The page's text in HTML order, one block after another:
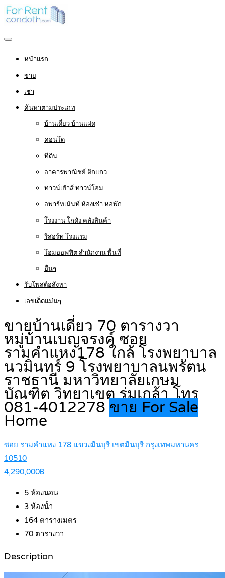
หน้าแรก
ขาย
เช่า
ค้นหาตามประเภท
บ้านเดี่ยว บ้านแฝด
คอนโด
ที่ดิน
อาคารพาณิชย์ ตึกแถว
ทาวน์เฮ้าส์ ทาวน์โฮม
อพาร์ทเม้นท์ ห้องเช่า หอพัก
โรงงาน โกดัง คลังสินค้า
รีสอร์ท โรงแรม
โฮมออฟฟิต สำนักงาน พื้นที่
อื่นๆ
รับโพสต์อสังหา
เลขเด็ดแม่นๆ
ขายบ้านเดี่ยว 70 ตารางวา
หมู่บ้านเบญจรงค์ ซอย
รามคำแหง178 ใกล้ โรงพยาบาล
นวมินทร์ 9 โรงพยาบาลนพรัตน
ราชธานี มหาวิทยาลัยเกษม
บัณฑิต วิทยาเขต ร่มเกล้า โทร
081-4012278 ขาย For Sale
Home
ซอย รามคำแหง 178 แขวงมีนบุรี เขตมีนบุรี กรุงเทพมหานคร
10510
4,290,000฿
5 ห้องนอน
3 ห้องน้ำ
164 ตารางเมตร
70 ตารางวา
Description